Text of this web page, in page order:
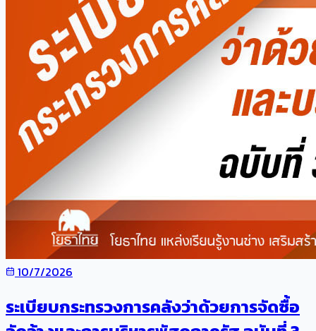
10/7/2026
ระเบียบกระทรวงการคลังว่าด้วยการจัดซื้อ